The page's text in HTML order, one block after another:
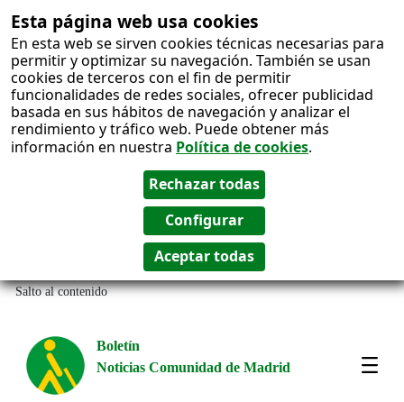
Esta página web usa cookies
En esta web se sirven cookies técnicas necesarias para
permitir y optimizar su navegación. También se usan
cookies de terceros con el fin de permitir
funcionalidades de redes sociales, ofrecer publicidad
basada en sus hábitos de navegación y analizar el
rendimiento y tráfico web. Puede obtener más
información en nuestra Política de cookies.
Salto al contenido
Boletín
Noticias Comunidad de Madrid